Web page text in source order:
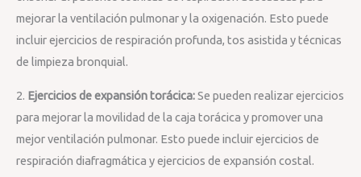
mejorar la ventilación pulmonar y la oxigenación. Esto puede
incluir ejercicios de respiración profunda, tos asistida y técnicas
de limpieza bronquial.
2. Ejercicios de expansión torácica:Se pueden realizar ejercicios
para mejorar la movilidad de la caja torácica y promover una
mejor ventilación pulmonar. Esto puede incluir ejercicios de
respiración diafragmática y ejercicios de expansión costal.